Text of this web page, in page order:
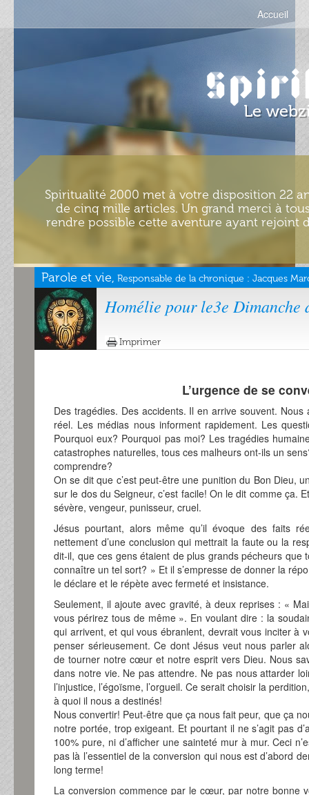
Accueil
Spiritualité 2000 met à votre disposition 22
de cinq mille articles. Un grand merci à
rendre possible cette aventure ayant rejoint
Parole et vie, Responsable de la chronique : Jacques
Homélie pour le3e Dimanche
Imprimer
L’urgence de se
Des tragédies. Des accidents. Il en arrive souvent. Nous
réel. Les médias nous informent rapidement. Les
Pourquoi eux? Pourquoi pas moi? Les tragédies
catastrophes naturelles, tous ces malheurs ont-ils un
comprendre?
On se dit que c’est peut-être une punition du Bon Dieu,
sur le dos du Seigneur, c’est facile! On le dit comme ça.
sévère, vengeur, punisseur, cruel.
Jésus pourtant, alors même qu’il évoque des faits
nettement d’une conclusion qui mettrait la faute ou la
dit-il, que ces gens étaient de plus grands pécheurs que
connaître un tel sort? » Et il s’empresse de donner la
le déclare et le répète avec fermeté et insistance.
Seulement, il ajoute avec gravité, à deux reprises : «
vous périrez tous de même ». En voulant dire : la
qui arrivent, et qui vous ébranlent, devrait vous inciter à
penser sérieusement. Ce dont Jésus veut nous parler
de tourner notre cœur et notre esprit vers Dieu. Nous
dans notre vie. Ne pas attendre. Ne pas nous attarder
l’injustice, l’égoïsme, l’orgueil. Ce serait choisir la
à quoi il nous a destinés!
Nous convertir! Peut-être que ça nous fait peur, que ça
notre portée, trop exigeant. Et pourtant il ne s’agit pas
100% pure, ni d’afficher une sainteté mur à mur. Ceci
pas là l’essentiel de la conversion qui nous est d’abord
long terme!
La conversion commence par le cœur, par notre bonne